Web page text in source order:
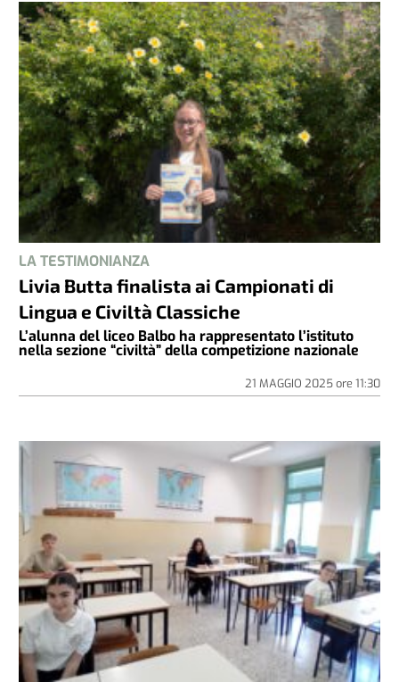
LA TESTIMONIANZA
Livia Butta finalista ai Campionati di
Lingua e Civiltà Classiche
L’alunna del liceo Balbo ha rappresentato l’istituto
nella sezione “civiltà” della competizione nazionale
21 MAGGIO 2025ore 11:30